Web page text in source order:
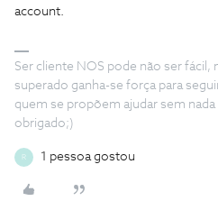
account.
Ser cliente NOS pode não ser fácil,
superado ganha-se força para
quem se propõem ajudar sem
obrigado;)
R 1 pessoa gostou